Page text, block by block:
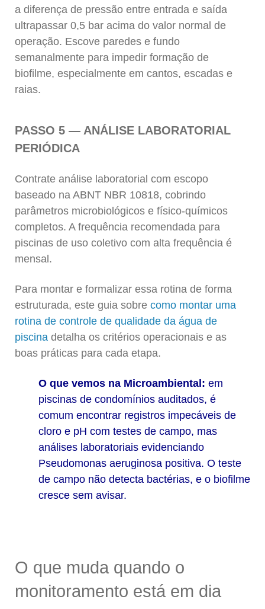
a diferença de pressão entre entrada e saída
ultrapassar 0,5 bar acima do valor normal de
operação. Escove paredes e fundo
semanalmente para impedir formação de
biofilme, especialmente em cantos, escadas e
raias.
PASSO 5 — ANÁLISE LABORATORIAL
PERIÓDICA
Contrate análise laboratorial com escopo
baseado na ABNT NBR 10818, cobrindo
parâmetros microbiológicos e físico-químicos
completos. A frequência recomendada para
piscinas de uso coletivo com alta frequência é
mensal.
Para montar e formalizar essa rotina de forma
estruturada, este guia sobre como montar uma
rotina de controle de qualidade da água de
piscina detalha os critérios operacionais e as
boas práticas para cada etapa.
O que vemos na Microambiental: em
piscinas de condomínios auditados, é
comum encontrar registros impecáveis de
cloro e pH com testes de campo, mas
análises laboratoriais evidenciando
Pseudomonas aeruginosa positiva. O teste
de campo não detecta bactérias, e o biofilme
cresce sem avisar.
O que muda quando o
monitoramento está em dia